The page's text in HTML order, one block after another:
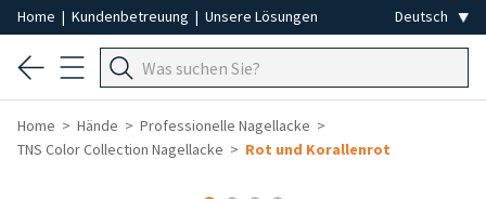
Home | Kundenbetreuung | Unsere Lösungen
Home Hände
Professionelle Nagellacke
TNS Color Collection Nagellacke
Rot und Korallenrot